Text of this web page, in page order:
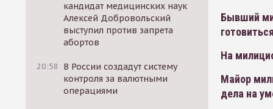
кандидат медицинских наук
Алексей Добровольский
выступил против запрета
абортов
20:58
В России создадут систему
контроля за валютными
операциями
Бывший
На
Майор
дела на